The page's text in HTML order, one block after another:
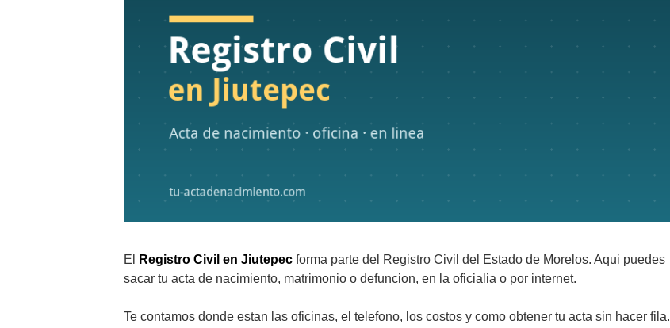
El Registro Civil en Jiutepec forma parte del Registro Civil del Estado de Morelos. Aqui puedes
sacar tu acta de nacimiento, matrimonio o defuncion, en la oficialia o por internet.
Te contamos donde estan las oficinas, el telefono, los costos y como obtener tu acta sin hacer fila.